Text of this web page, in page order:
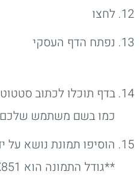
לחצו
נפתח הדף העסקי
בדף תוכלו לכתוב
כמו בשם משתמש
הוסיפו תמונת נושא על
**גודל התמונה הוא 315X851